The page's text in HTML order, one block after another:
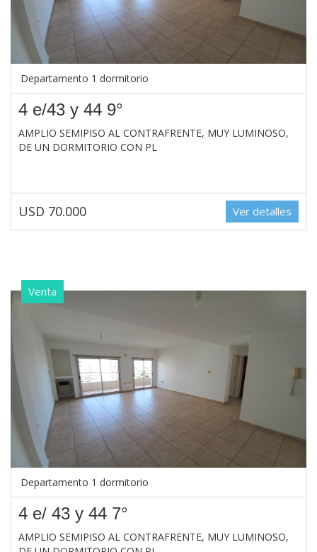
Departamento 1 dormitorio
4 e/43 y 44 9°
AMPLIO SEMIPISO AL CONTRAFRENTE, MUY LUMINOSO,
DE UN DORMITORIO CON PL
USD 70.000 Ver detalles
Venta
Departamento 1 dormitorio
4 e/ 43 y 44 7°
AMPLIO SEMIPISO AL CONTRAFRENTE, MUY LUMINOSO,